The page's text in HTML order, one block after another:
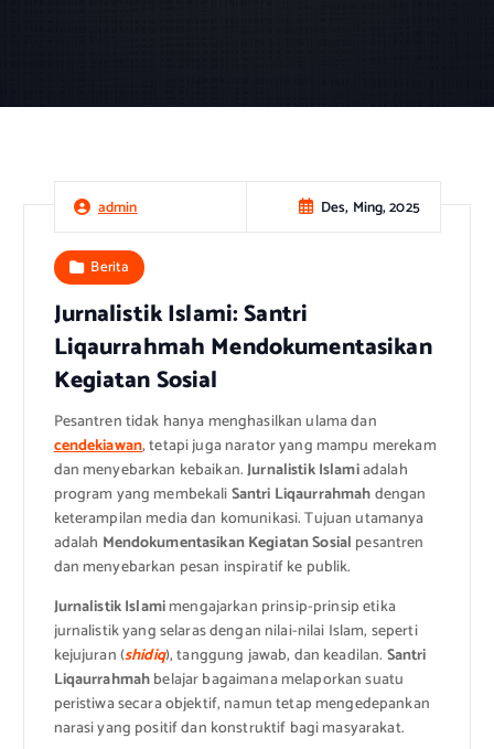
admin Des, Ming, 2025
Berita
Jurnalistik Islami: Santri
Liqaurrahmah Mendokumentasikan
Kegiatan Sosial
Pesantren tidak hanya menghasilkan ulama dan
cendekiawan, tetapi juga narator yang mampu merekam
dan menyebarkan kebaikan.Jurnalistik Islamiadalah
program yang membekaliSantri Liqaurrahmahdengan
keterampilan media dan komunikasi. Tujuan utamanya
adalah Mendokumentasikan Kegiatan Sosial pesantren
dan menyebarkan pesan inspiratif ke publik.
Jurnalistik Islamimengajarkan prinsip-prinsip etika
jurnalistik yang selaras dengan nilai-nilai Islam, seperti
kejujuran (shidiq), tanggung jawab, dan keadilan. Santri
Liqaurrahmahbelajar bagaimana melaporkan suatu
peristiwa secara objektif, namun tetap mengedepankan
narasi yang positif dan konstruktif bagi masyarakat.